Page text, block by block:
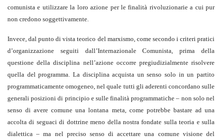
comunista e utilizzare la loro azione per le finalità rivoluzionarie a cui pur
non credono soggettivamente.
Invece, dal punto di vista teorico del marxismo, come secondo i criteri pratici
d’organizzazione seguiti dall’Internazionale Comunista, prima della
questione della disciplina nell’azione occorre pregiudizialmente risolvere
quella del programma. La disciplina acquista un senso solo in un partito
programmaticamente omogeneo, nel quale tutti gli aderenti concordano sulle
generali posizioni di principio e sulle finalità programmatiche – non solo nel
senso di avere comune una lontana meta, come potrebbe bastare ad una
accolta di seguaci di dottrine meno della nostra fondate sulla teoria e sulla
dialettica – ma nel preciso senso di accettare una comune visione del